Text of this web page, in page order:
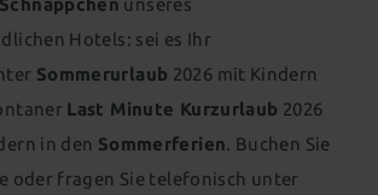
Kinder Neues für Kids
Schwimmkurs für Kinder
Pool
Kosmetik & Beauty
Hotels: sei es Ihr
Sommerurlaub 2026 mit Kindern
Last Minute Kurzurlaub 2026
in den Sommerferien. Buchen Sie
oder fragen Sie telefonisch unter